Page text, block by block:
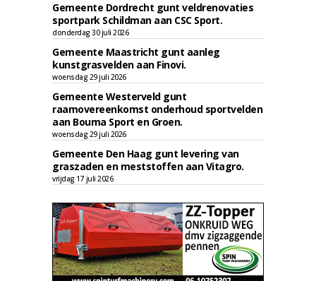
Gemeente Dordrecht gunt veldrenovaties
sportpark Schildman aan CSC Sport.
donderdag 30 juli 2026
Gemeente Maastricht gunt aanleg
kunstgrasvelden aan Finovi.
woensdag 29 juli 2026
Gemeente Westerveld gunt
raamovereenkomst onderhoud sportvelden
aan Bouma Sport en Groen.
woensdag 29 juli 2026
Gemeente Den Haag gunt levering van
graszaden en meststoffen aan Vitagro.
vrijdag 17 juli 2026